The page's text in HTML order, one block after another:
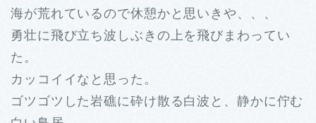
海が荒れているので休憩かと思いきや、、、
勇壮に飛び立ち波しぶきの上を飛びまわってい
た。
カッコイイなと思った。
ゴツゴツした岩礁に砕け散る白波と、静かに佇む